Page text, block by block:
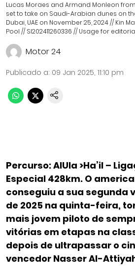
Lucas Moraes and Armand Monleon
set to take on Saudi-Arabian dunes on
Dubai, UAE on November 25, 2024 // Kin
Pool // SI202411260336 // Usage for
Motor 24
Publicado a: 09 Jan 2025, 11:10 pm
Percurso: AlUla >Ha’il –
Especial 428km. O
conseguiu a sua segunda
de 2025 na quinta-feira,
mais jovem piloto de
vitórias em etapas na
depois de ultrapassar o
vencedor Nasser Al-